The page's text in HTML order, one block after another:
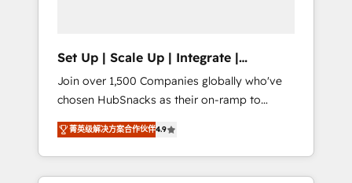
people, exciting ideas and can-do mentality,
we ensure revenue growth on a daily basis.
So tell us your challenge; our passionate and
growth driven team of 100+ experts is ready
for you! Driving digital growth |
www.brightdigital.com
Set Up | Scale Up | Integrate |
HubSnacks FlexPlan
Join over 1,500 Companies globally who've
chosen HubSnacks as their on-ramp to
HubSpot since 2014 Simple pay-as-you-go
plans that accelerate value... 1️⃣ Set Up |
Onboarding New or Check-fixing existing
HubSpot portals 2️⃣ Scale Up | 100% HubSpot
菁英级解决方案合作伙伴4.9